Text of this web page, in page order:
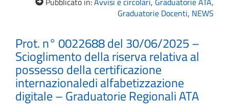
Graduatorie Docenti, NEWS
Prot. n° 0022688 del 30/06/2025 –
Scioglimento della riserva relativa al
possesso della certificazione
internazionaledi alfabetizzazione
digitale – Graduatorie Regionali ATA